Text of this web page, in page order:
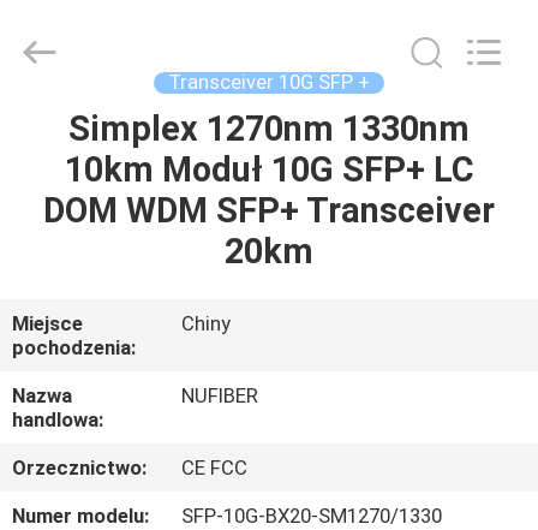
DOM
PRODUKTY
NAS
WYCIECZKA
PO
FABRYCE
Co.,Ltd.
Transceiver 10G SFP +
Simplex 1270nm 1330nm
10km Moduł 10G SFP+ LC
DOM WDM SFP+ Transceiver
20km
Miejsce
pochodzenia:
Chiny
Nazwa
handlowa:
NUFIBER
Orzecznictwo:
CE FCC
Numer modelu:
SFP-10G-BX20-SM1270/1330